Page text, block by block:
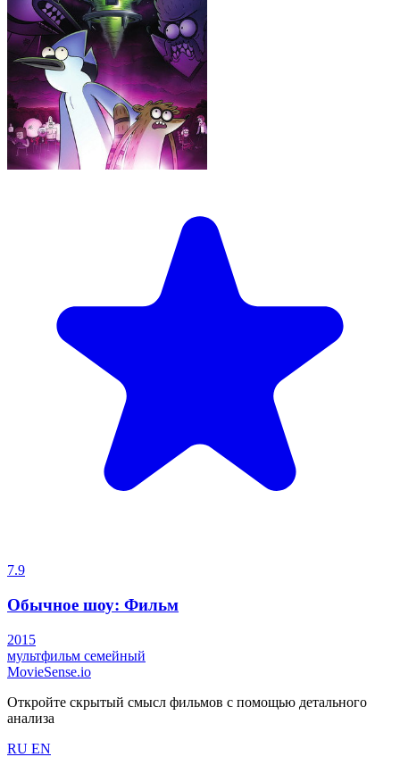
7.9
Обычное шоу: Фильм
2015
мультфильм семейный
MovieSense.io
Откройте скрытый смысл фильмов с помощью детального
анализа
RU EN